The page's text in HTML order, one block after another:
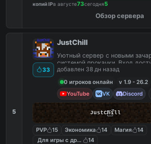
копий IPв августе73сегодня5
Обзор сервера
5
33
JustChill
Уютный сервер с новыми
системой прокачки. Вход
1.9 до 26.2
добавлен 38 дн назад
0 игроков онлайн
v 1.9 - 26.2
YouTube
VK Discord
JustChill
PVP 15 Экономика 14 Магия
14
Для игры с другом14